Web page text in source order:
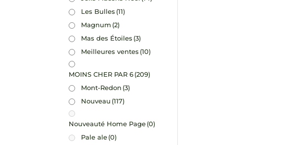
Les Bulles (11)
Magnum (2)
Mas des Étoiles (3)
Meilleures ventes (10)
MOINS CHER PAR 6(209)
Mont-Redon (3)
Nouveau (117)
Nouveauté Home Page(0)
Pale ale(0)